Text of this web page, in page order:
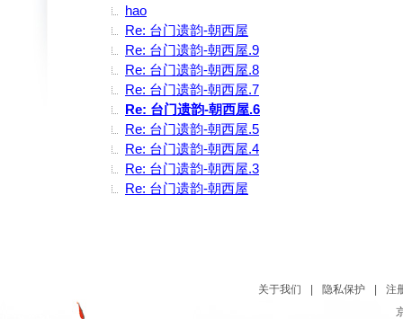
hao
Re: 台门遗韵-朝西屋
Re: 台门遗韵-朝西屋.9
Re: 台门遗韵-朝西屋.8
Re: 台门遗韵-朝西屋.7
Re: 台门遗韵-朝西屋.6
Re: 台门遗韵-朝西屋.5
Re: 台门遗韵-朝西屋.4
Re: 台门遗韵-朝西屋.3
Re: 台门遗韵-朝西屋
关于我们 隐私保护
注